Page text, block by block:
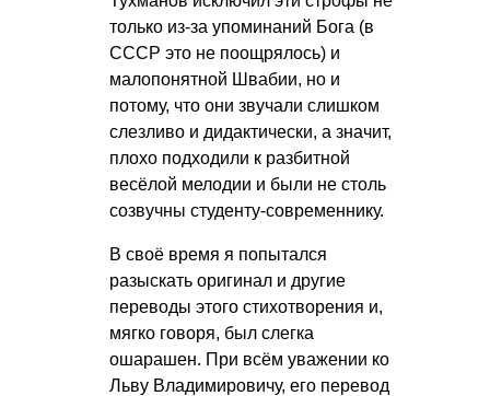
только из-за упоминаний Бога (в
СССР это не поощрялось) и
малопонятной Швабии, но и
потому, что они звучали слишком
слезливо и дидактически, а значит,
плохо подходили к разбитной
весёлой мелодии и были не столь
созвучны студенту-современнику.
В своё время я попытался
разыскать оригинал и другие
переводы этого стихотворения и,
мягко говоря, был слегка
ошарашен. При всём уважении ко
Льву Владимировичу, его перевод